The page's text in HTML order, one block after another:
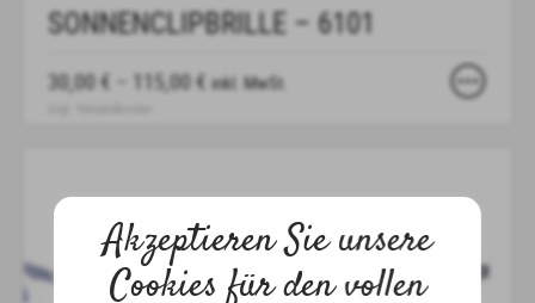
Akzeptieren Sie unsere
Cookies für den vollen
SONNENCLIPBRILLE – 6101
30,00€ 115,00€ inkl. MwSt.
weist
Varianten